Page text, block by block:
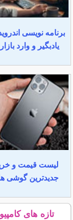
برنامه نویسی
یادبگیر و وارد
لیست قیمت و
جدیدترین گوشی
تازه های